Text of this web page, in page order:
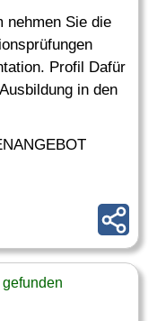
nehmen Sie die
Profil Dafür
in den